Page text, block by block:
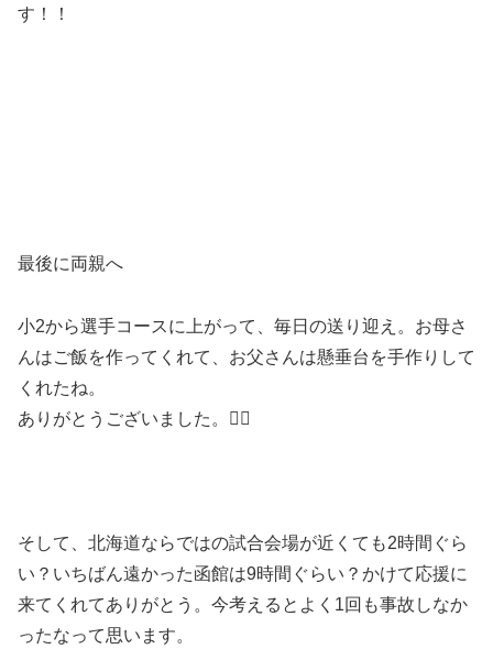
す！！
最後に両親へ
小2から選手コースに上がって、毎日の送り迎え。お母さ
んはご飯を作ってくれて、お父さんは懸垂台を手作りして
くれたね。
ありがとうございました。🙇‍♂️
そして、北海道ならではの試合会場が近くても2時間ぐら
い？いちばん遠かった函館は9時間ぐらい？かけて応援に
来てくれてありがとう。今考えるとよく1回も事故しなか
ったなって思います。